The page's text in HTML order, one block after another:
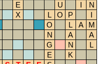
E U I
N
X L O P
I
O L A
M
N A
A
G N
L
E
K